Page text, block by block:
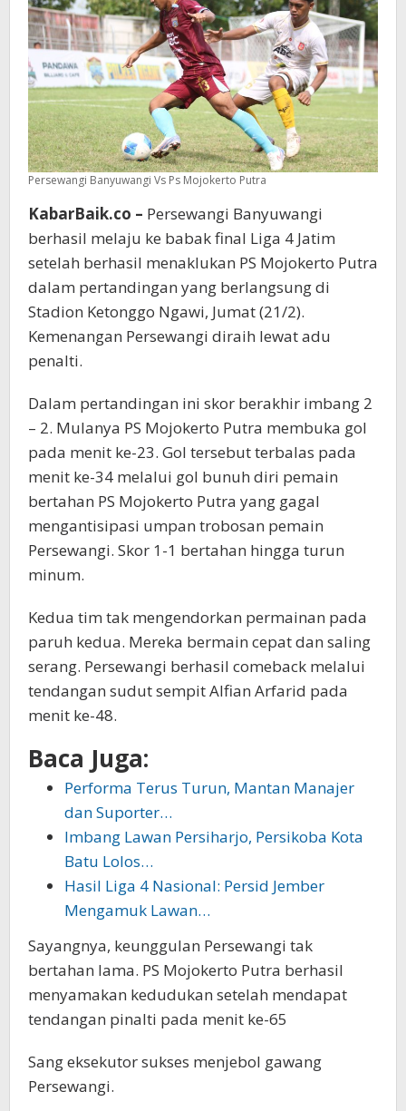
Persewangi Banyuwangi Vs Ps Mojokerto Putra
KabarBaik.co – Persewangi Banyuwangi
berhasil melaju ke babak final Liga 4 Jatim
setelah berhasil menaklukan PS Mojokerto Putra
dalam pertandingan yang berlangsung di
Stadion Ketonggo Ngawi, Jumat (21/2).
Kemenangan Persewangi diraih lewat adu
penalti.
Dalam pertandingan ini skor berakhir imbang 2
– 2. Mulanya PS Mojokerto Putra membuka gol
pada menit ke-23. Gol tersebut terbalas pada
menit ke-34 melalui gol bunuh diri pemain
bertahan PS Mojokerto Putra yang gagal
mengantisipasi umpan trobosan pemain
Persewangi. Skor 1-1 bertahan hingga turun
minum.
Kedua tim tak mengendorkan permainan pada
paruh kedua. Mereka bermain cepat dan saling
serang. Persewangi berhasil comeback melalui
tendangan sudut sempit Alfian Arfarid pada
menit ke-48.
Baca Juga:
Performa Terus Turun, Mantan Manajer
dan Suporter…
Imbang Lawan Persiharjo, Persikoba Kota
Batu Lolos…
Hasil Liga 4 Nasional: Persid Jember
Mengamuk Lawan…
Sayangnya, keunggulan Persewangi tak
bertahan lama. PS Mojokerto Putra berhasil
menyamakan kedudukan setelah mendapat
tendangan pinalti pada menit ke-65
Sang eksekutor sukses menjebol gawang
Persewangi.